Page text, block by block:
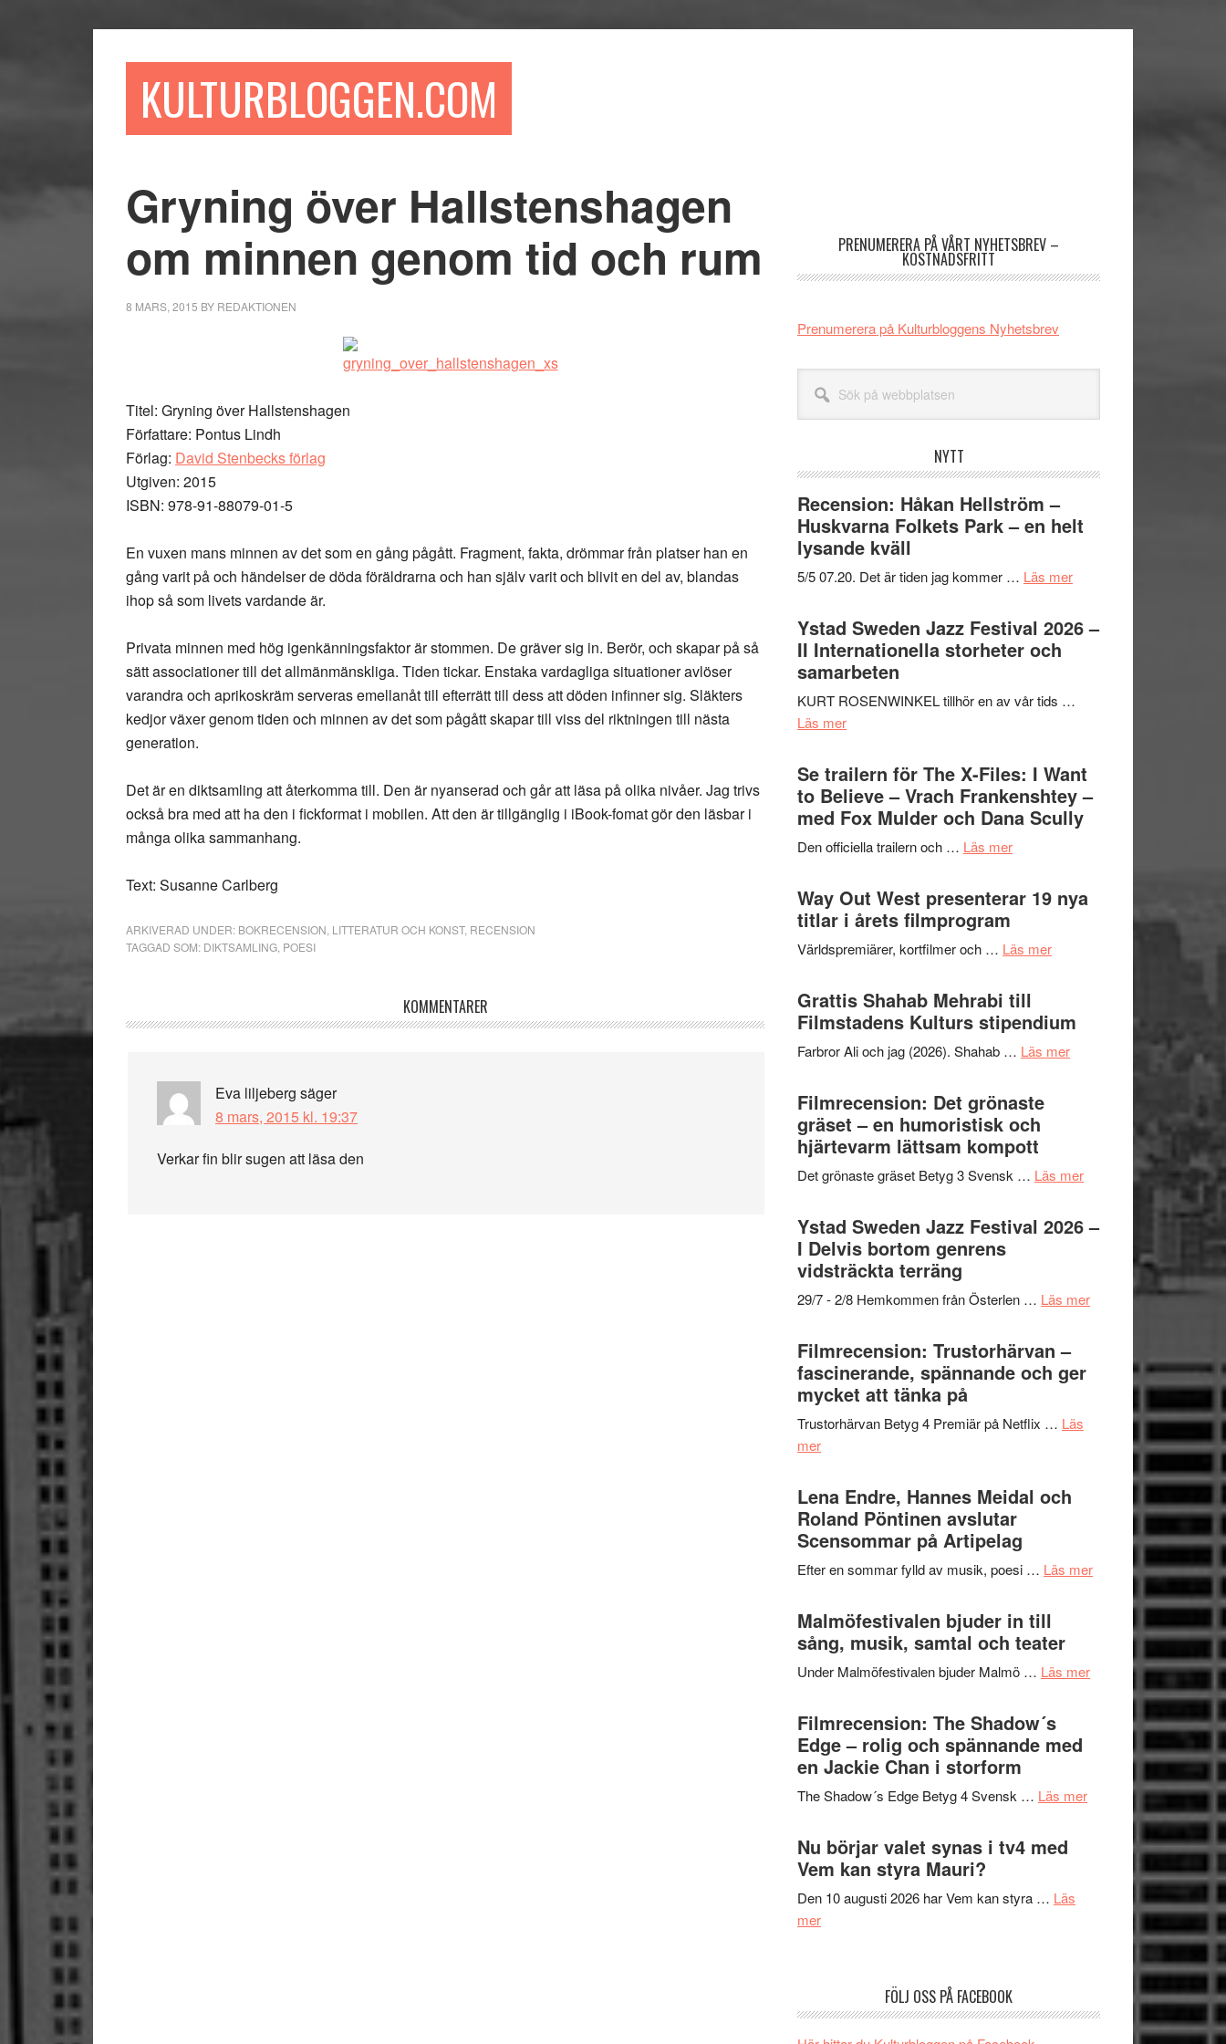
KULTURBLOGGEN.COM
Gryning över Hallstenshagen
om minnen genom tid och rum
8 MARS, 2015 BY REDAKTIONEN
Titel: Gryning över Hallstenshagen
Författare: Pontus Lindh
Förlag: David Stenbecks förlag
Utgiven: 2015
ISBN: 978-91-88079-01-5
En vuxen mans minnen av det som en gång pågått. Fragment, fakta, drömmar från platser han en
gång varit på och händelser de döda föräldrarna och han själv varit och blivit en del av, blandas
ihop så som livets vardande är.
Privata minnen med hög igenkänningsfaktor är stommen. De gräver sig in. Berör, och skapar på så
sätt associationer till det allmänmänskliga. Tiden tickar. Enstaka vardagliga situationer avlöser
varandra och aprikoskräm serveras emellanåt till efterrätt till dess att döden infinner sig. Släkters
kedjor växer genom tiden och minnen av det som pågått skapar till viss del riktningen till nästa
generation.
Det är en diktsamling att återkomma till. Den är nyanserad och går att läsa på olika nivåer. Jag trivs
också bra med att ha den i fickformat i mobilen. Att den är tillgänglig i iBook-fomat gör den läsbar i
många olika sammanhang.
Text: Susanne Carlberg
ARKIVERAD UNDER: BOKRECENSION LITTERATUR OCH KONST, RECENSION
TAGGAD SOM: DIKTSAMLING POESI
KOMMENTARER
Eva liljeberg säger
8 mars, 2015 kl. 19:37
Verkar fin blir sugen att läsa den
PRENUMERERA PÅ VÅRT NYHETSBREV –
KOSTNADSFRITT
Prenumerera på Kulturbloggens Nyhetsbrev
webbplatsen
NYTT
Recension: Håkan Hellström –
Huskvarna Folkets Park – en helt
lysande kväll
5/5 07.20. Det är tiden jag kommer … Läs merom
Håkan
Hellström
Folkets
en
helt
lysande
Ystad Sweden Jazz Festival 2026 –
II Internationella storheter och
samarbeten
KURT ROSENWINKEL tillhör en av vår tids …
Läs merom
Sweden
Jazz
Festival
2026
–
Internationella
storheter
och
samarbeten
Se trailern för The X-Files: I Want
to Believe – Vrach Frankenshtey –
med Fox Mulder och Dana Scully
Den officiella trailern och … Läs merom
trailern
för
X-
I
Want
to
Believe
Vrach
Frankenshtey
–
med
Mulder
och
Way Out West presenterar 19 nya
titlar i årets filmprogram
Världspremiärer, kortfilmer och … Läs merom
presenterar
19
Grattis Shahab Mehrabi till
Filmstadens Kulturs stipendium
Farbror Ali och jag (2026). Shahab … Läs merom
Kulturs
Filmrecension: Det grönaste
gräset – en humoristisk och
hjärtevarm lättsam kompott
Det grönaste gräset Betyg 3 Svensk … Läs merom
en
hjärtevarm
Ystad Sweden Jazz Festival 2026 –
I Delvis bortom genrens
vidsträckta terräng
29/7 - 2/8 Hemkommen från Österlen … Läs merom
Festival
genrens
vidsträckta
Filmrecension: Trustorhärvan –
fascinerande, spännande och ger
mycket att tänka på
Trustorhärvan Betyg 4 Premiär på Netflix … Läs
merom
Trustorhärvan
–
fascinerande,
spännande
och
mycket
att
tänka
Lena Endre, Hannes Meidal och
Roland Pöntinen avslutar
Scensommar på Artipelag
Efter en sommar fylld av musik, poesi … Läs merom
Hannes
Roland
Pöntinen
Scensommar
Artipelag
Malmöfestivalen bjuder in till
sång, musik, samtal och teater
Under Malmöfestivalen bjuder Malmö … Läs merom
Malmöfestivalen
Filmrecension: The Shadow´s
Edge – rolig och spännande med
en Jackie Chan i storform
The Shadow´s Edge Betyg 4 Svensk … Läs merom
Filmrecension:
spännande
med
Nu börjar valet synas i tv4 med
Vem kan styra Mauri?
Den 10 augusti 2026 har Vem kan styra … Läs
merom
FÖLJ OSS PÅ FACEBOOK